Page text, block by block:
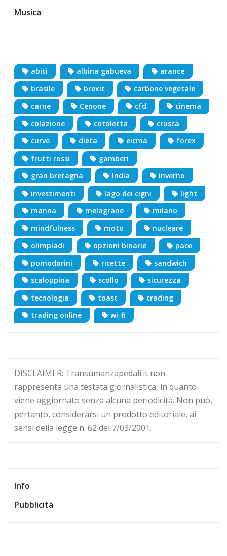
Musica
abiti albina gabueva
arance
brasile
brexit
carbone vegetale
carne
Cenone cfd
cinema
colazione
cotoletta
crusca
curve
dieta eicma
forex
frutti rossi
gamberi
gran bretagna
India
inverno
investimenti
lago dei cigni
light
manna
melagrane
milano
mindfulness
moto
nucleare
olimpiadi
opzioni binarie
pace
pomodorini
ricette
sandwich
scaloppina
scollo
sicurezza
tecnologia
toast
trading
trading online
wi-fi
DISCLAIMER: Transumanzapedali.it non
rappresenta una testata giornalistica, in quanto
viene aggiornato senza alcuna periodicità. Non può,
pertanto, considerarsi un prodotto editoriale, ai
sensi della legge n. 62 del 7/03/2001.
Info
Pubblicità